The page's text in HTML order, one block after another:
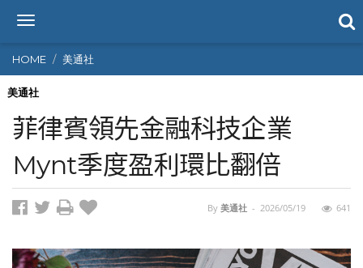
T
g
g
l
n
a
v
i
g
o
HOME 美通社
美通社
菲律賓領先金融科技企業
Mynt季度盈利環比翻倍
By 美通社 - 2026/05/19 641